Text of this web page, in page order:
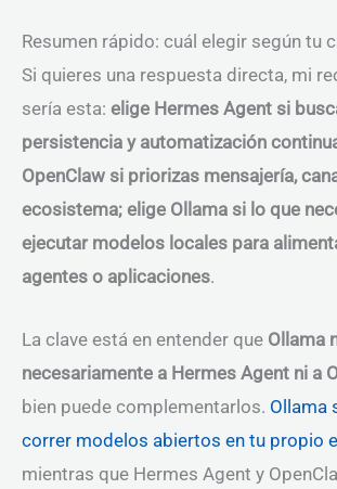
Resumen rápido: cuál elegir según tu
Si quieres una respuesta directa, mi
sería esta: elige Hermes Agent si
persistencia y automatización
OpenClaw si priorizas mensajería,
ecosistema; elige Ollama si lo que
ejecutar modelos locales para
agentes o aplicaciones.
La clave está en entender que Ollama
necesariamente a Hermes Agent ni a
bien puede complementarlos. Ollama
correr modelos abiertos en tu propio
mientras que Hermes Agent y